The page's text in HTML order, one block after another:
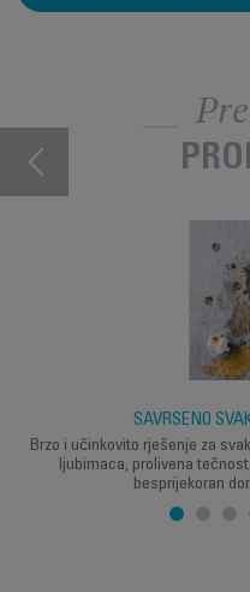
SAVRŠENO
Brzo i učinkovito rješenje za
ljubimaca, prolivena
besprijekoran